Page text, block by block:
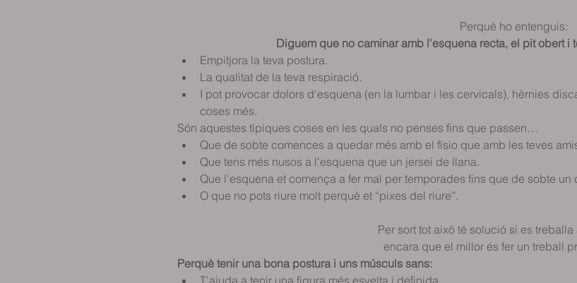
Perquè ho
Diguem que no caminar amb l'esquena recta, el pit obert i tenir
Empitjora la teva postura.
La qualitat de la teva respiració.
I pot provocar dolors d'esquena (en la lumbar i les cervicals), hèrnies
coses més.
Són aquestes típiques coses en les quals no penses fins que passen…
Que de sobte comences a quedar més amb el físio que amb les teves
Que tens més nusos a l'esquena que un jersei de llana.
Que l'esquena et comença a fer mal per temporades fins que de sobte un
O que no pots riure molt perquè et “pixes
Per sort tot això té solució si es treballa a
encara que el millor és fer un treball
Perquè tenir una bona postura i uns músculs sans:
T'ajuda a tenir una figura més esvelta i definida.